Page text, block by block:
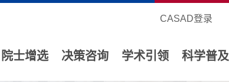
CASAD登录
院士增选 决策咨询 学术引领 科学普及